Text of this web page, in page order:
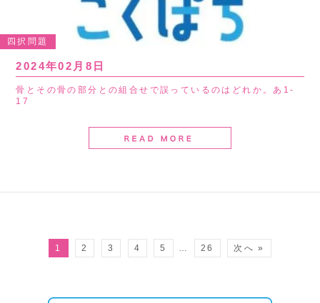
四択問題
2024年02月8日
骨とその骨の部分との組合せで誤っているのはどれか。あ1-
17
1 2 3 4 5 26 次へ »